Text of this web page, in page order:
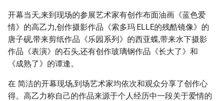
开幕当天,来到现场的参展艺术家有创作布面油画《蓝色爱
情》的高乙力,创作摄影作品《索多玛·ELLE的残酷镜像》的
唐子砚,带来剪纸作品《乐园系列》的西亚蝶,带来水下摄影
作品《表演》的石头,还有创作玻璃钢作品《长大了》和
《成熟了》的谭逢。
在 简洁的开幕现场,到场艺术家均依次和观众分享了创作心
得。高乙力称自己的作品来源于个人经历中一段关于爱情的